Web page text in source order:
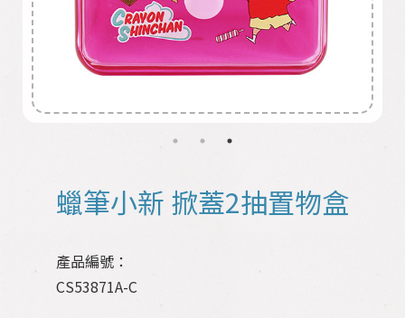
蠟筆小新 掀蓋2抽置物盒
產品編號：
CS53871A-C